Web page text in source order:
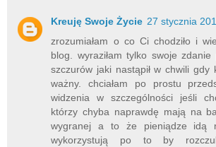
Kreuję Swoje Życie 27 stycznia
zrozumiałam o co Ci chodziło i
blog. wyraziłam tylko swoje
szczurów jaki nastąpił w chwili gdy
ważny. chciałam po prostu
widzenia w szczególności jeśli
którzy chyba naprawdę mają na
wygranej a to że pieniądze idą
wykorzystują po to by